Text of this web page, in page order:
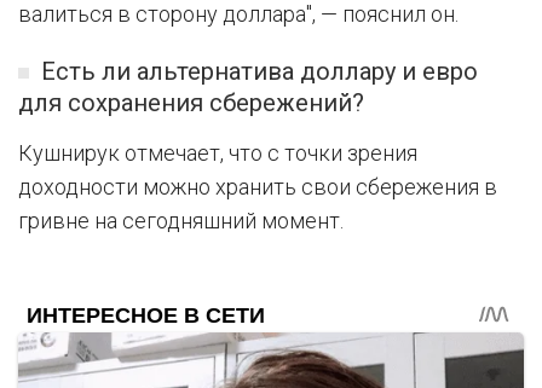
валиться в сторону доллара", — пояснил он.
Есть ли альтернатива доллару и евро
для сохранения сбережений?
Кушнирук отмечает, что с точки зрения
доходности можно хранить свои сбережения в
гривне на сегодняшний момент.